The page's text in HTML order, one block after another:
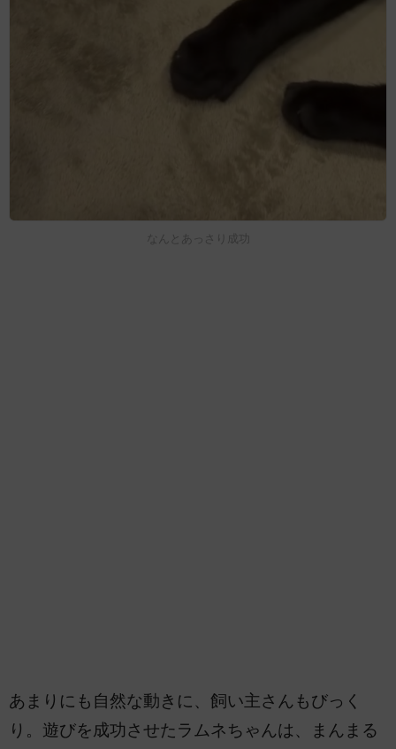
なんとあっさり成功
あまりにも自然な動きに、飼い主さんもびっく
り。遊びを成功させたラムネちゃんは、まんまる